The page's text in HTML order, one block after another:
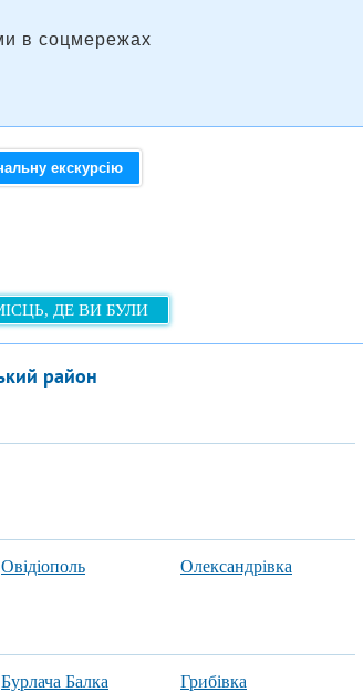
в соцмережах
екскурсію
ДЕ ВИ БУЛИ
район
Овідіополь
Олександрівка
Бурлача Балка
Грибівка